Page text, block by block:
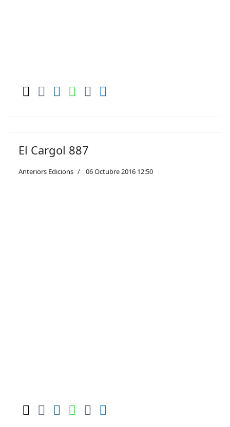
El Cargol 887
Anteriors Edicions 06 Octubre 2016 12:50